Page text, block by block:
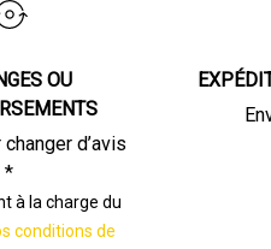
OU
d’avis
*
à la charge du
conditions de